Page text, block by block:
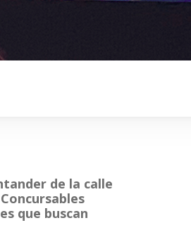
de la calle
que buscan